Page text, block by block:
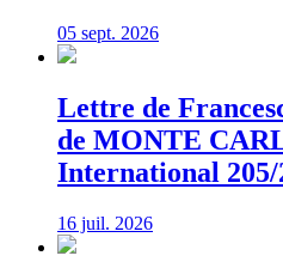
05 sept. 2026
Lettre de
de MONTE
International 205/
16 juil. 2026